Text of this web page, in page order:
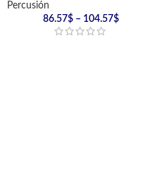
Percusión
86.57$ – 104.57$